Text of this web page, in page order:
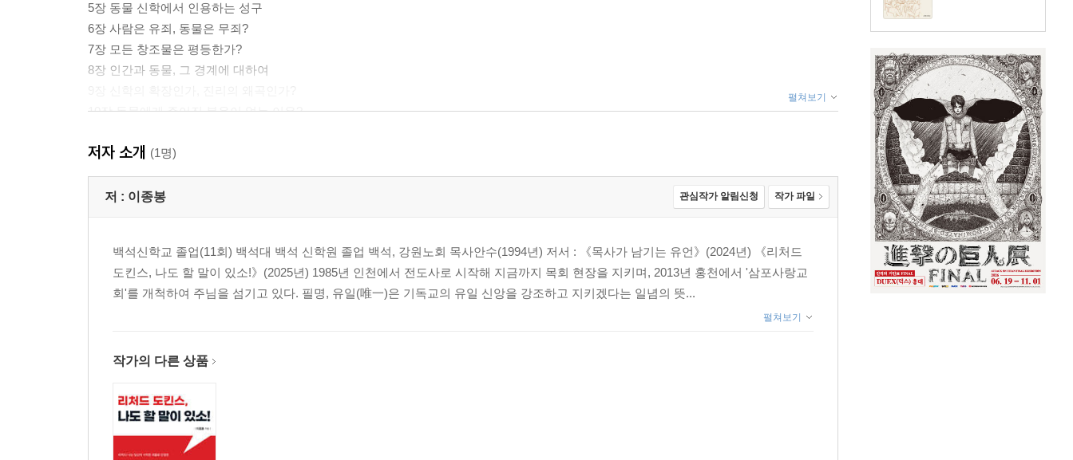
5장 동물 신학에서 인용하는 성구
6장 사람은 유죄, 동물은 무죄?
7장 모든 창조물은 평등한가?
8장 인간과 동물, 그 경계에 대하여
10장 동물에게 주어진 복음이 없는 이유?
12장 동물 구원론은 다른 복음이다
13장 애완용인가, 반려자인가?
14장 반려동물의 부작용
17장 사람이 우선이다
18장 반려동물, 사람인가, 짐승인가?
19장 사람을 동물로 볼 수 없는 이유
22장 진화 창조론은 이단이다
24장 동물 신학은 이단이다
25장 애니멀 사이킥(Animal Psychic)
26장 전통적 복음주의 관점
펼쳐보기
저자 소개 (1명)
저 : 이종봉 관심작가 알림신청 작가 파일
백석신학교 졸업(11회) 백석대 백석 신학원 졸업 백석, 강원노회 목사안수(1994년) 저서 : 《목사가 남기는 유언》(2024년) 《리처드
도킨스, 나도 할 말이 있소!》(2025년) 1985년 인천에서 전도사로 시작해 지금까지 목회 현장을 지키며, 2013년 홍천에서 '삼포사랑교
회'를 개척하여 주님을 섬기고 있다. 필명, 유일(唯一)은 기독교의 유일 신앙을 강조하고 지키겠다는 일념의 뜻...
펼쳐보기
작가의 다른 상품